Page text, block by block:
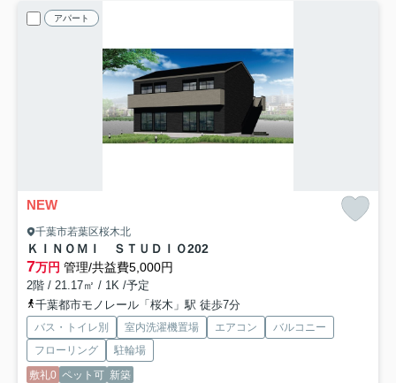
アパート
NEW
千葉市若葉区桜木北
ＫＩＮＯＭＩ ＳＴＵＤＩＯ202
7万円 管理/共益費5,000円
2階 / 21.17㎡ / 1K /予定
千葉都市モノレール「桜木」駅 徒歩7分
バス・トイレ別 室内洗濯機置場 エアコン
バルコニー
フローリング
駐輪場
敷礼0 ペット可 新築